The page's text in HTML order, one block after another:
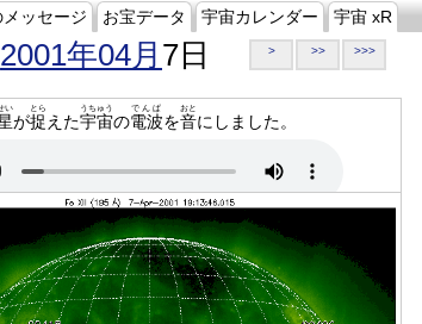
ッセージ お宝データ 宇宙カレンダー 宇宙 xR
2001年04月 7日 > >> >>>
い
が捉
とら
えた宇宙
うちゅう
の電波
でんぱ
を音
おと
にしました。